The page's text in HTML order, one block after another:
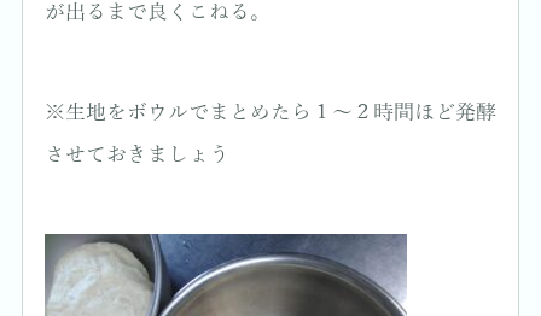
が出るまで良くこねる。
※生地をボウルでまとめたら１～２時間ほど発酵
させておきましょう